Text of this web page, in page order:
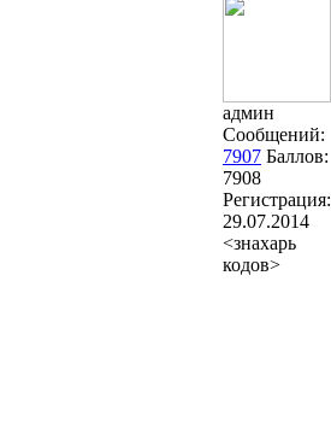
админ
Сообщений:
7907 Баллов:
7908
Регистрация:
29.07.2014
<знахарь
кодов>